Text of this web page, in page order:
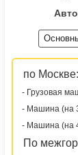
по Москве:
- Грузовая
- Машина (на
- Машина (на
По